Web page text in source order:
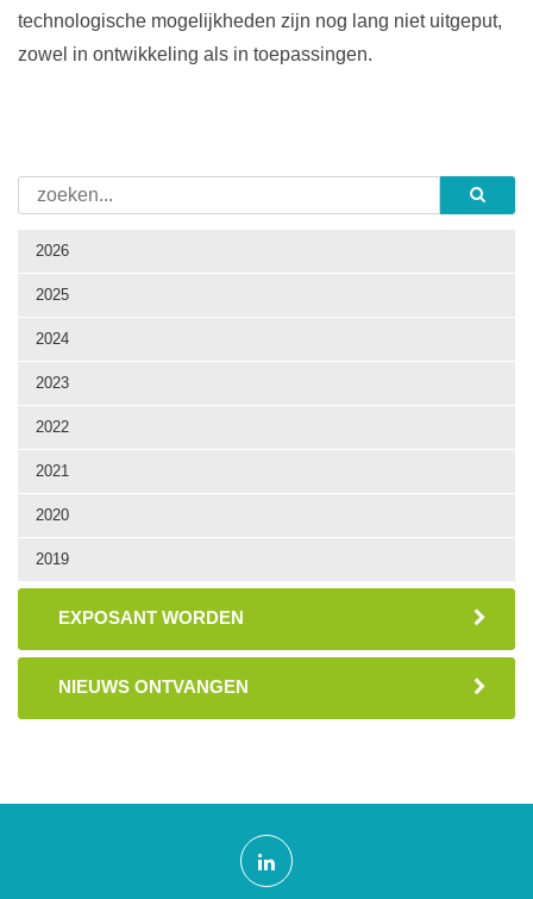
2026
2025
2024
2023
2022
2021
2020
2019
EXPOSANT WORDEN
NIEUWS ONTVANGEN
technologische mogelijkheden zijn nog lang niet uitgeput,
zowel in ontwikkeling als in toepassingen.